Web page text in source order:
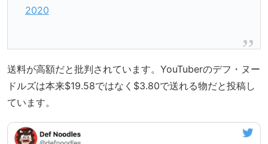
2020
送料が高額だと批判されています。YouTuberのデフ・ヌー
ドルズは本来$19.58ではなく$3.80で送れる物だと投稿し
ています。